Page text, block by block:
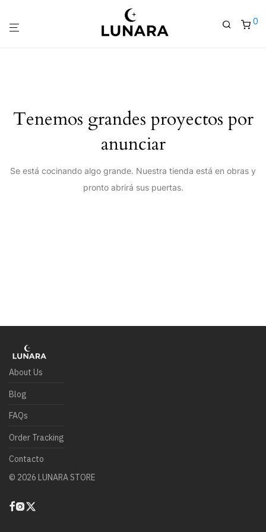
0
Tenemos grandes proyectos por
anunciar
Se está cocinando algo grande. Nuestra tienda está en obras y
pronto abrirá sus puertas.
About Us
Blog
FAQs
Order Tracking
Contacto
© 2026 LUNARA STORE